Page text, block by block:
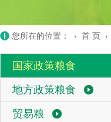
您所在的位置： › 首 页 ›
国家政策粮食
地方政策粮食
贸易粮